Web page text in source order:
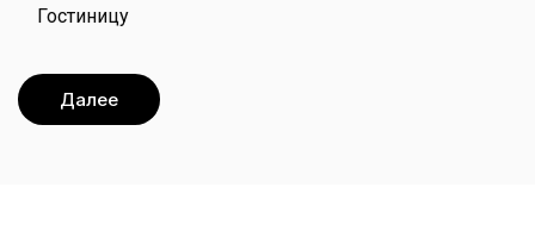
Гостиницу
Далее